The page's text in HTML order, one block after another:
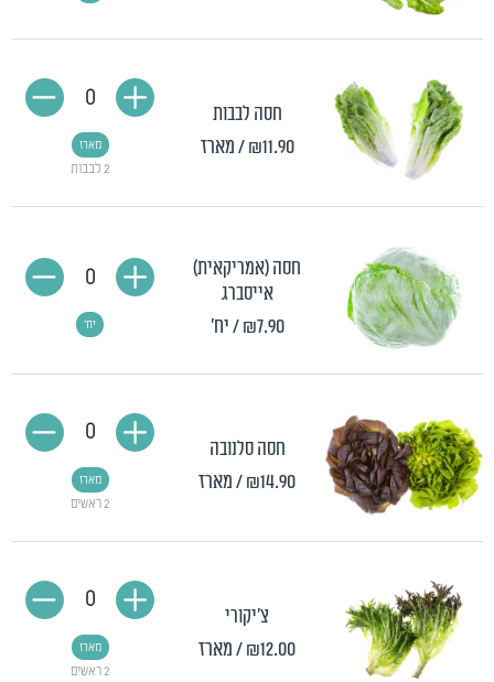
חסה לבבות
₪11.90 / מארז
2 לבבות
מארז
0
חסה (אמריקאית)
אייסברג
₪7.90 / יח' יח'
0
חסה סלנובה
₪14.90/ מארז
2 ראשים
מארז
0
צ'יקורי
₪12.00/ מארז
2 ראשים
מארז
0